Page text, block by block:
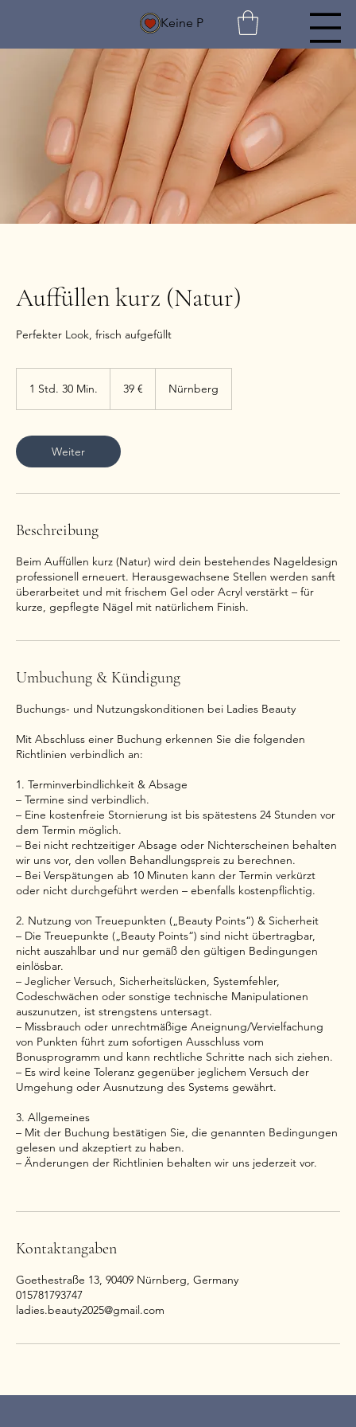
Keine P
Auffüllen kurz (Natur)
Perfekter Look, frisch aufgefüllt
1 Std. 30 Min.
d
0
i
39 € Nürnberg
Weiter
Beschreibung
Beim Auffüllen kurz (Natur) wird dein bestehendes Nageldesign
professionell erneuert. Herausgewachsene Stellen werden sanft
überarbeitet und mit frischem Gel oder Acryl verstärkt – für
kurze, gepflegte Nägel mit natürlichem Finish.
Umbuchung & Kündigung
Buchungs- und Nutzungskonditionen bei Ladies Beauty
Mit Abschluss einer Buchung erkennen Sie die folgenden
Richtlinien verbindlich an:
1. Terminverbindlichkeit & Absage
– Termine sind verbindlich.
– Eine kostenfreie Stornierung ist bis spätestens 24 Stunden vor
dem Termin möglich.
– Bei nicht rechtzeitiger Absage oder Nichterscheinen behalten
wir uns vor, den vollen Behandlungspreis zu berechnen.
– Bei Verspätungen ab 10 Minuten kann der Termin verkürzt
oder nicht durchgeführt werden – ebenfalls kostenpflichtig.
2. Nutzung von Treuepunkten („Beauty Points“) & Sicherheit
– Die Treuepunkte („Beauty Points“) sind nicht übertragbar,
nicht auszahlbar und nur gemäß den gültigen Bedingungen
einlösbar.
– Jeglicher Versuch, Sicherheitslücken, Systemfehler,
Codeschwächen oder sonstige technische Manipulationen
auszunutzen, ist strengstens untersagt.
– Missbrauch oder unrechtmäßige Aneignung/Vervielfachung
von Punkten führt zum sofortigen Ausschluss vom
Bonusprogramm und kann rechtliche Schritte nach sich ziehen.
– Es wird keine Toleranz gegenüber jeglichem Versuch der
Umgehung oder Ausnutzung des Systems gewährt.
3. Allgemeines
– Mit der Buchung bestätigen Sie, die genannten Bedingungen
gelesen und akzeptiert zu haben.
– Änderungen der Richtlinien behalten wir uns jederzeit vor.
Kontaktangaben
Goethestraße 13, 90409 Nürnberg, Germany
015781793747
ladies.beauty2025@gmail.com